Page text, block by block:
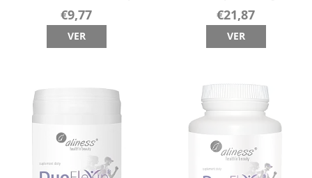
€9,77
VER
€21,87
VER